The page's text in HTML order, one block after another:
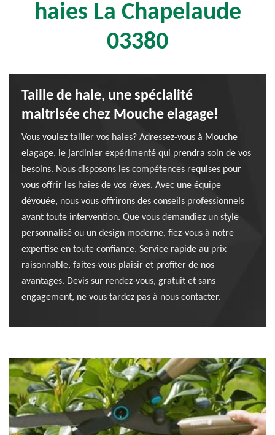
haies La Chapelaude
03380
Taille de haie, une spécialité
maitrisée chez Mouche elagage!
Vous voulez tailler vos haies? Adressez-vous à Mouche
elagage, le jardinier expérimenté qui prendra soin de vos
besoins. Nous disposons les compétences requises pour
vous offrir les haies de vos rêves. Avec une équipe
dévouée, nous vous offrirons des conseils professionnels
avant toute intervention. Que vous demandiez un style
personnalisé ou un design moderne, fiez-vous à notre
expertise en toute confiance. Service rapide au prix
raisonnable, faites-vous plaisir et profiter de nos
avantages. Devis sur rendez-vous, gratuit et sans
engagement, ne vous tardez pas à nous contacter.